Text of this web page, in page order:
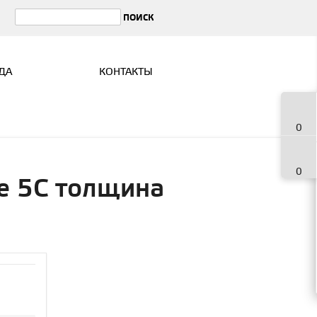
КОНТАКТЫ
0
0
5C толщина